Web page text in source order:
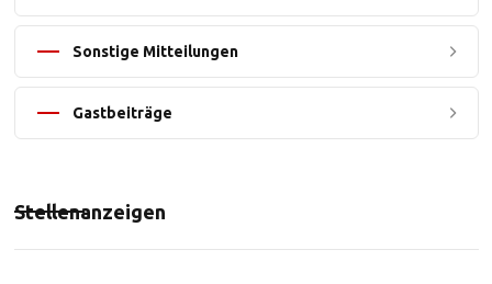
Sonstige Mitteilungen
Gastbeiträge
Stellenanzeigen